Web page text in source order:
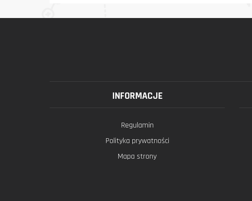
INFORMACJE
Regulamin
Polityka prywatności
Mapa strony